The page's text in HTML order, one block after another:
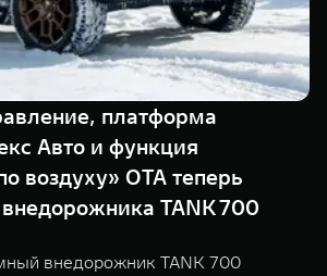
WEY 05
Эстетика нового времени
от 5 699 000 ₽
TANK
платформа
Авто и функция
воздуху» OTA теперь
TANK 700
внедорожник TANK 700